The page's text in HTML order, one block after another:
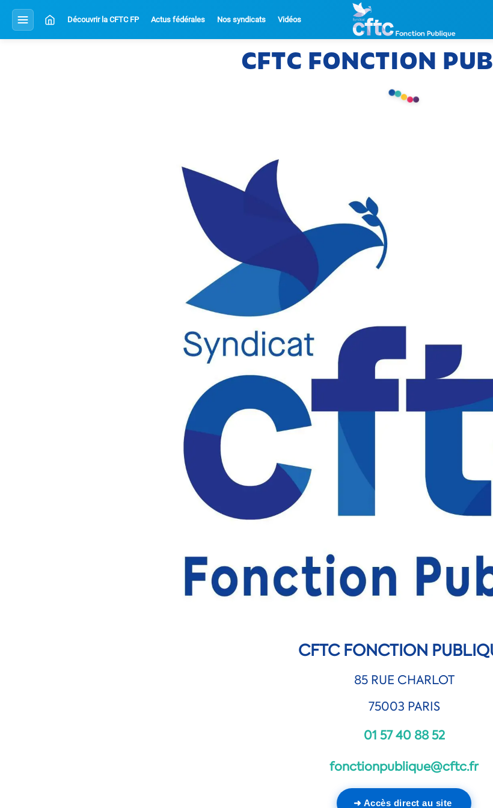
Découvrir la CFTC FP Actus fédérales Nos syndicats Vidéos
CFTC FONCTION
CFTC FONCTION
85 RUE CHARLOT
75003 PARIS
01 57 40 88 52
fonctionpublique@cftc.fr
➜ Accès direct au site